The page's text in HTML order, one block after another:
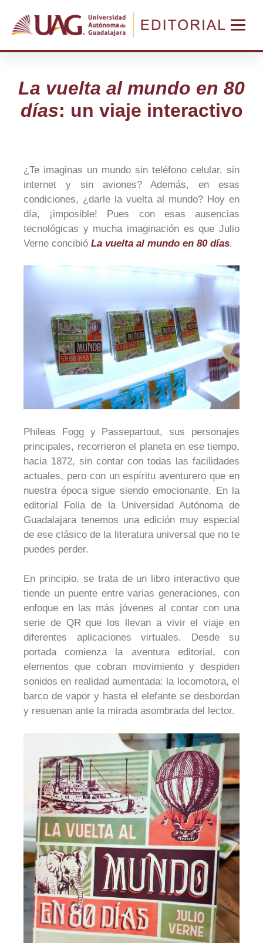
La vuelta al mundo en 80
días: un viaje interactivo
¿Te imaginas un mundo sin teléfono celular, sin
internet y sin aviones? Además, en esas
condiciones, ¿darle la vuelta al mundo? Hoy en
día, ¡imposible! Pues con esas ausencias
tecnológicas y mucha imaginación es que Julio
Verne concibió La vuelta al mundo en 80 días.
Phileas Fogg y Passepartout, sus personajes
principales, recorrieron el planeta en ese tiempo,
hacia 1872, sin contar con todas las facilidades
actuales, pero con un espíritu aventurero que en
nuestra época sigue siendo emocionante. En la
editorial Folia de la Universidad Autónoma de
Guadalajara tenemos una edición muy especial
de ese clásico de la literatura universal que no te
puedes perder.
En principio, se trata de un libro interactivo que
tiende un puente entre varias generaciones, con
enfoque en las más jóvenes al contar con una
serie de QR que los llevan a vivir el viaje en
diferentes aplicaciones virtuales. Desde su
portada comienza la aventura editorial, con
elementos que cobran movimiento y despiden
sonidos en realidad aumentada: la locomotora, el
barco de vapor y hasta el elefante se desbordan
y resuenan ante la mirada asombrada del lector.